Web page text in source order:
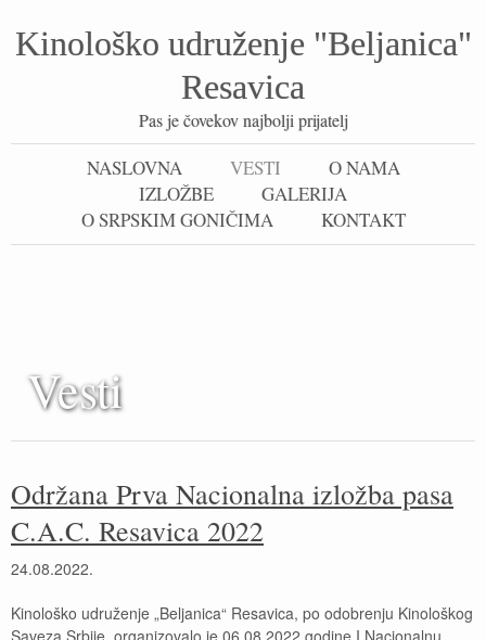
Kinološko udruženje "Beljanica"
Resavica
Pas je čovekov najbolji prijatelj
NASLOVNA VESTI
O NAMA
IZLOŽBE
GALERIJA
O SRPSKIM GONIČIMA
KONTAKT
Vesti
Održana Prva Nacionalna izložba pasa
C.A.C. Resavica 2022
24.08.2022.
Kinološko udruženje „Beljanica“ Resavica, po odobrenju Kinološkog
Saveza Srbije, organizovalo je 06.08.2022 godine I Nacionalnu